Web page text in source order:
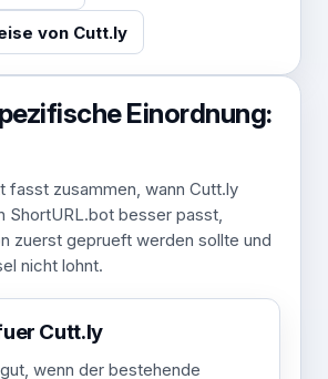
von Cutt.ly
Einordnung:
fasst zusammen, wann Cutt.ly
ShortURL.bot besser passt,
zuerst geprueft werden sollte und
nicht lohnt.
Cutt.ly
wenn der bestehende